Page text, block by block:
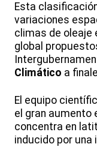
Esta
variaciones
climas de oleaje
global
Climático a
El equipo
el gran aumento
concentra en
inducido por